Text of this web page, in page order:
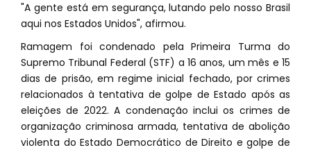
"A gente está em segurança, lutando pelo nosso Brasil
aqui nos Estados Unidos", afirmou.
Ramagem foi condenado pela Primeira Turma do
Supremo Tribunal Federal (STF) a 16 anos, um mês e 15
dias de prisão, em regime inicial fechado, por crimes
relacionados à tentativa de golpe de Estado após as
eleições de 2022. A condenação inclui os crimes de
organização criminosa armada, tentativa de abolição
violenta do Estado Democrático de Direito e golpe de